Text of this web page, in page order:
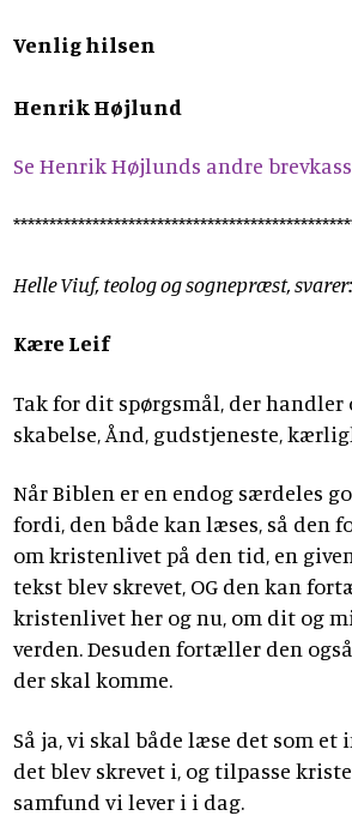
Venlig hilsen
Henrik Højlund
Se Henrik Højlunds andre
Helle Viuf, teolog og sognepræst, svarer:
Kære Leif
Tak for dit spørgsmål, der handler
skabelse, Ånd, gudstjeneste,
Når Biblen er en endog særdeles
fordi, den både kan læses, så den
om kristenlivet på den tid, en
tekst blev skrevet, OG den kan
kristenlivet her og nu, om dit og
verden. Desuden fortæller den
der skal komme.
Så ja, vi skal både læse det som
det blev skrevet i, og tilpasse
samfund vi lever i i dag.